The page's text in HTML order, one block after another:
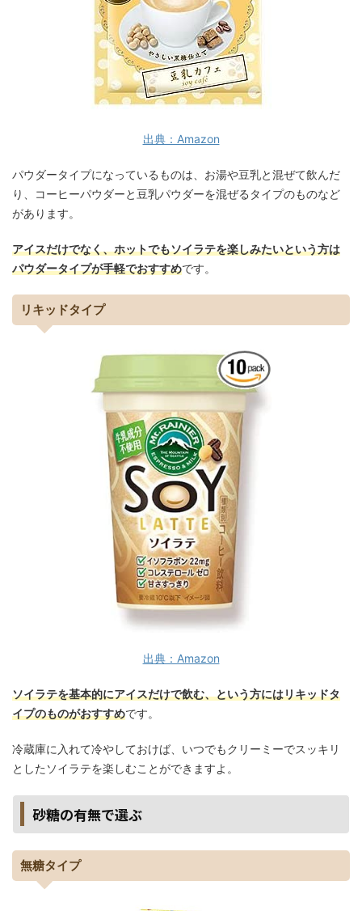
出典：Amazon
パウダータイプになっているものは、お湯や豆乳と混ぜて飲んだ
り、コーヒーパウダーと豆乳パウダーを混ぜるタイプのものなど
があります。
アイスだけでなく、ホットでもソイラテを楽しみたいという方は
パウダータイプが手軽でおすすめです。
リキッドタイプ
出典：Amazon
ソイラテを基本的にアイスだけで飲む、という方にはリキッドタ
イプのものがおすすめです。
冷蔵庫に入れて冷やしておけば、いつでもクリーミーでスッキリ
としたソイラテを楽しむことができますよ。
砂糖の有無で選ぶ
無糖タイプ